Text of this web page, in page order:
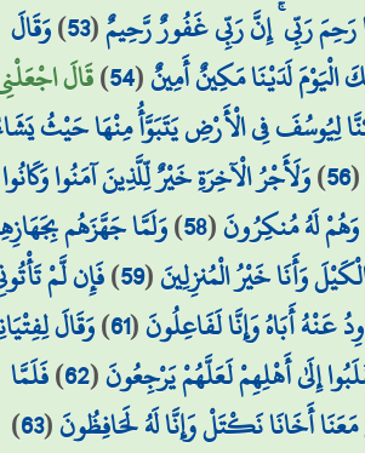
رَحِمَ رَبِّي ۚ إِنَّ رَبِّي غَفُورٌ رَّحِيمٌ(
53
)وَقَالَ
لَدَيْنَا مَكِينٌ أَمِينٌ(
54
)قَالَ
لِيُوسُفَ فِي الْأَرْضِ يَتَبَوَّأُ مِنْهَا حَيْثُ
(
56
)وَلَأَجْرُ الْآخِرَةِ خَيْرٌ لِّلَّذِينَ آمَنُوا وَكَانُوا
لَهُ مُنكِرُونَ(
58
)وَلَمَّا جَهَّزَهُم
وَأَنَا خَيْرُ الْمُنزِلِينَ(
59
)فَإِن لَّمْ
عَنْهُ أَبَاهُ وَإِنَّا لَفَاعِلُونَ(
61
)وَقَالَ
إِلَىٰ أَهْلِهِمْ لَعَلَّهُمْ يَرْجِعُونَ(
62
)فَلَمَّا
مَعَنَا أَخَانَا نَكْتَلْ وَإِنَّا لَهُ لَحَافِظُونَ(
63
)